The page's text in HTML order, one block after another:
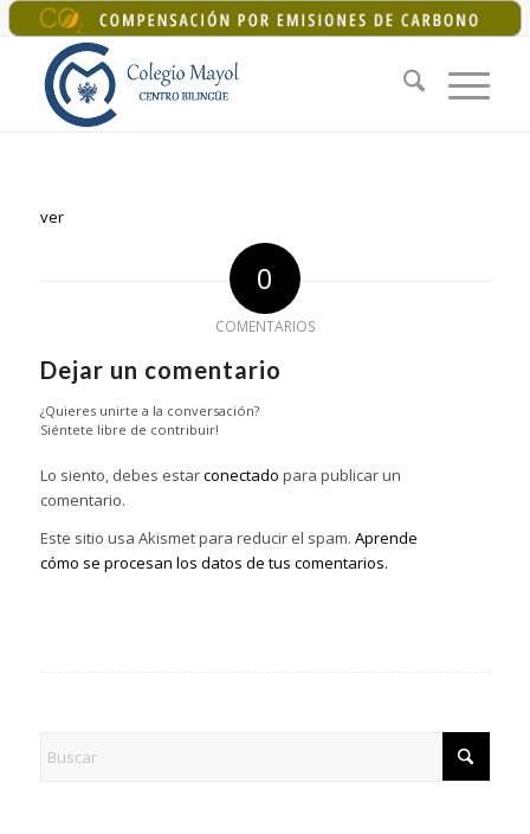
+34 925 22 07 33| colegiomayol@colegiomayol.es
ver
0
COMENTARIOS
Dejar un comentario
¿Quieres unirte a la conversación?
Siéntete libre de contribuir!
Lo siento, debes estarconectado para publicar un
comentario.
Este sitio usa Akismet para reducir el spam. Aprende
cómo se procesan los datos de tus comentarios.